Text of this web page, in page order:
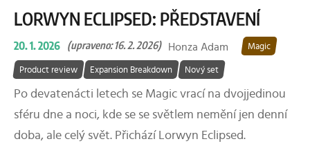
LORWYN ECLIPSED: PŘEDSTAVENÍ
20. 1. 2026 (upraveno: 16. 2. 2026) Honza Adam Magic
Product review Expansion Breakdown Nový set
Po devatenácti letech se Magic vrací na dvojjedinou
sféru dne a noci, kde se se světlem nemění jen denní
doba, ale celý svět. Přichází Lorwyn Eclipsed.